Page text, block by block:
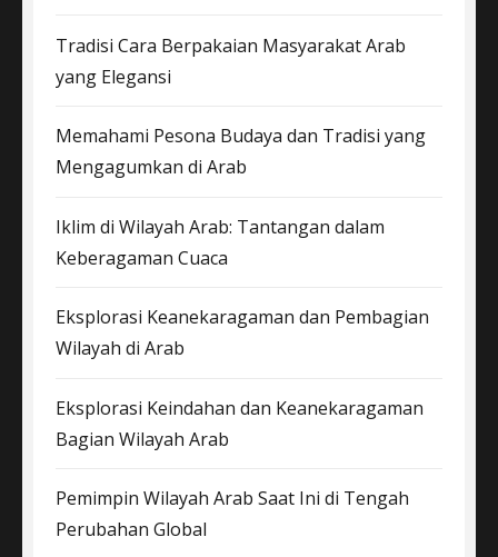
Tradisi Cara Berpakaian Masyarakat Arab
yang Elegansi
Memahami Pesona Budaya dan Tradisi yang
Mengagumkan di Arab
Iklim di Wilayah Arab: Tantangan dalam
Keberagaman Cuaca
Eksplorasi Keanekaragaman dan Pembagian
Wilayah di Arab
Eksplorasi Keindahan dan Keanekaragaman
Bagian Wilayah Arab
Pemimpin Wilayah Arab Saat Ini di Tengah
Perubahan Global